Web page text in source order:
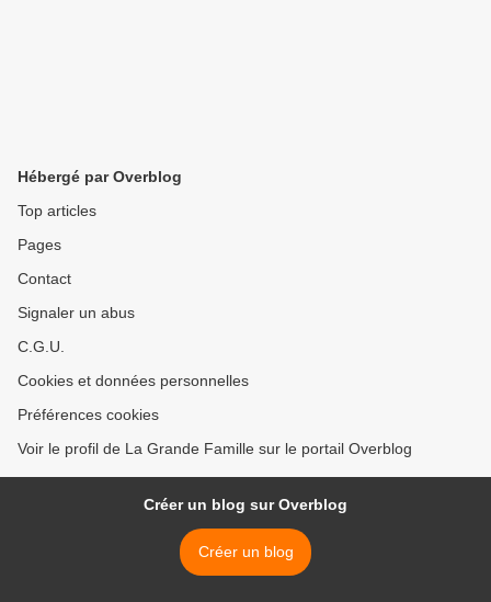
Hébergé par Overblog
Top articles
Pages
Contact
Signaler un abus
C.G.U.
Cookies et données personnelles
Préférences cookies
Voir le profil de La Grande Famille sur le portail Overblog
Créer un blog sur Overblog
Créer un blog